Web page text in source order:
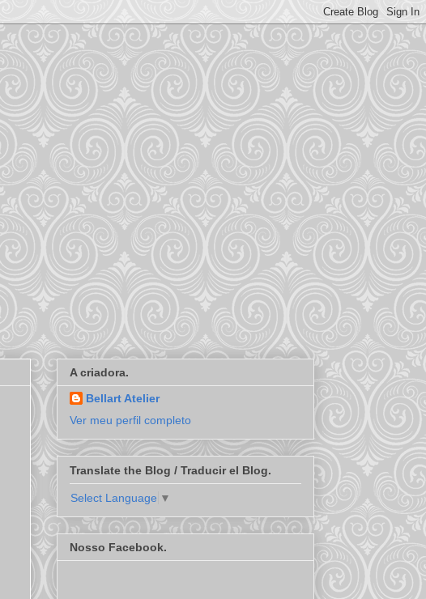
A criadora.
Bellart Atelier
Ver meu perfil completo
Translate the Blog / Traducir el Blog.
Select Language ▼
Nosso Facebook.